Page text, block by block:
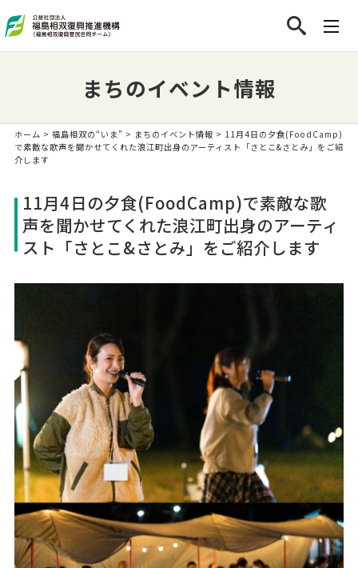
まちのイベント情報
ホーム > 福島相双の“いま” > まちのイベント情報 > 11月4日の夕食(FoodCamp)
で素敵な歌声を聞かせてくれた浪江町出身のアーティスト「さとこ&さとみ」をご紹
介します
11月4日の夕食(FoodCamp)で素敵な歌
声を聞かせてくれた浪江町出身のアーティ
スト「さとこ&さとみ」をご紹介します